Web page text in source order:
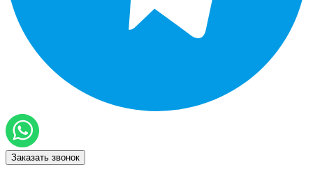
Заказать звонок